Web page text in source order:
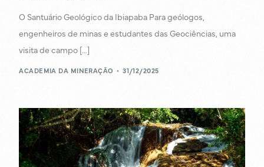
O Santuário Geológico da Ibiapaba Para geólogos,
engenheiros de minas e estudantes das Geociências, uma
visita de campo […]
ACADEMIA DA MINERAÇÃO 31/12/2025